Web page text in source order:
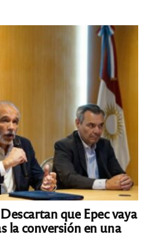
que Epec vaya
la conversión en una